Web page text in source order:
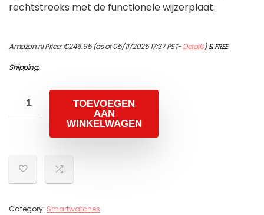
rechtstreeks met de functionele wijzerplaat.
Amazon.nl Price:€246.95(as of 05/11/2025 17:37 PST-Details)&FREE
Shipping.
TOEVOEGEN
AAN
WINKELWAGEN
Category: Smartwatches